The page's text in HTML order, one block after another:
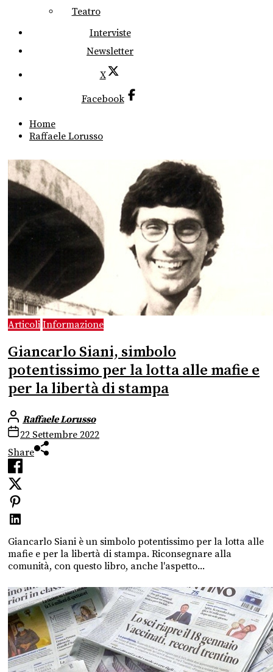
Teatro
Interviste
Newsletter
X
Facebook
Home
Raffaele Lorusso
Articoli Informazione
Giancarlo Siani, simbolo
potentissimo per la lotta alle mafie e
per la libertà di stampa
Raffaele Lorusso
22 Settembre 2022
Share
Giancarlo Siani è un simbolo potentissimo per la lotta alle
mafie e per la libertà di stampa. Riconsegnare alla
comunità, con questo libro, anche l'aspetto...